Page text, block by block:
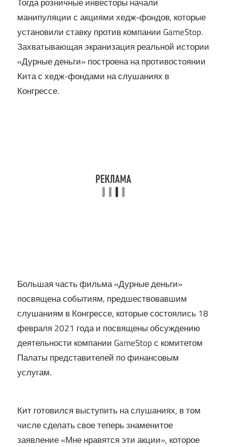
Тогда розничные инвесторы начали
манипуляции с акциями хедж-фондов, которые
установили ставку против компании GameStop.
Захватывающая экранизация реальной истории
«Дурные деньги» построена на противостоянии
Кита с хедж-фондами на слушаниях в
Конгрессе.
Большая часть фильма «Дурные деньги»
посвящена событиям, предшествовавшим
слушаниям в Конгрессе, которые состоялись 18
февраля 2021 года и посвящены обсуждению
деятельности компании GameStop с комитетом
Палаты представителей по финансовым
услугам.
Кит готовился выступить на слушаниях, в том
числе сделать свое теперь знаменитое
заявление «Мне нравятся эти акции», которое